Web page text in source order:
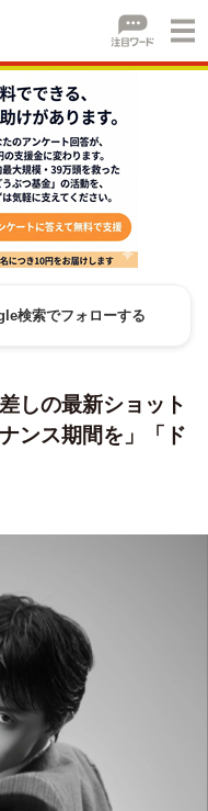
検索でフォローする
しの最新ショット
ンス期間を」「ド